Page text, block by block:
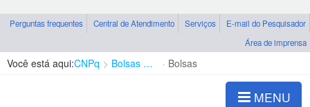
Perguntas frequentes Central de Atendimento Serviços
E-mail do Pesquisador
Área de imprensa
Você está aqui:CNPq Bolsas e Auxílios Vigentes Bolsas
MENU